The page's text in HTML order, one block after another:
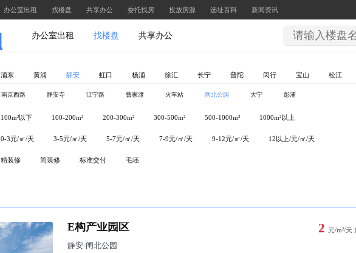
办公室出租 找楼盘 共享办公 委托找房 投放房源 选址百科 新闻资讯
办公室出租 找楼盘 共享办公
浦东 黄浦 静安 虹口 杨浦 徐汇 长宁 普陀 闵行 宝山 松江
南京西路 静安寺 江宁路 曹家渡 火车站 闸北公园 大宁 彭浦
100m²以下 100-200m² 200-300m² 300-500m² 500-1000m² 1000m²以上
0-3元/㎡/天 3-5元/㎡/天 5-7元/㎡/天 7-9元/㎡/天 9-12元/㎡/天 12以上/元/㎡/天
精装修 简装修 标准交付 毛坯
E构产业园区 2 元/m²/天
静安-闸北公园